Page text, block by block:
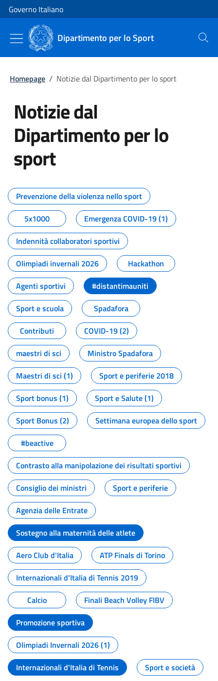
Vai al contenuto
Vai alla navigazione del sito
Governo Italiano
Dipartimento per lo Sport Cerca
Homepage / Notizie dal Dipartimento per lo sport
Notizie dal
Dipartimento per lo
sport
Tutti i contenuti della pagina
Prevenzione della violenza nello sport
5x1000
Emergenza COVID-19 (1)
Indennità collaboratori sportivi
Olimpiadi invernali 2026
Hackathon
Agenti sportivi
#distantimauniti
Sport e scuola
Spadafora
Contributi
COVID-19 (2)
maestri di sci
Ministro Spadafora
Maestri di sci (1)
Sport e periferie 2018
Sport bonus (1)
Sport e Salute (1)
Sport Bonus (2)
Settimana europea dello sport
#beactive
Contrasto alla manipolazione dei risultati sportivi
Consiglio dei ministri
Sport e periferie
Agenzia delle Entrate
Sostegno alla maternità delle atlete
Aero Club d'Italia
ATP Finals di Torino
Internazionali d'Italia di Tennis 2019
Calcio
Finali Beach Volley FIBV
Promozione sportiva
Olimpiadi Invernali 2026 (1)
Internazionali d'Italia di Tennis
Sport e società